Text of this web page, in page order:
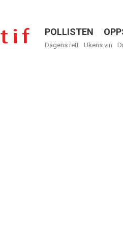
Menu
POLLISTEN
Dagens rett Ukens vin